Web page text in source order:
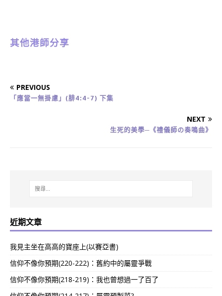
其他港師分享
PREVIOUS
「應當一無掛慮」(腓4:4-7) 下集
NEXT
生死的美學─《禮儀師の奏鳴曲》
近期文章
我見主坐在高高的寶座上(以賽亞書)
信仰不像你預期(220-222)：舊約中的屬靈爭戰
信仰不像你預期(218-219)：我也曾想過一了百了